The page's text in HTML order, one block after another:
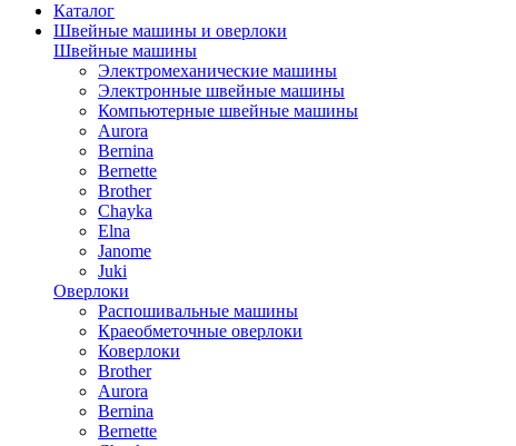
Каталог
Швейные машины и оверлоки
Швейные машины
Электромеханические машины
Электронные швейные машины
Компьютерные швейные машины
Aurora
Bernina
Bernette
Brother
Chayka
Elna
Janome
Juki
Оверлоки
Распошивальные машины
Краеобметочные оверлоки
Коверлоки
Brother
Aurora
Bernina
Bernette